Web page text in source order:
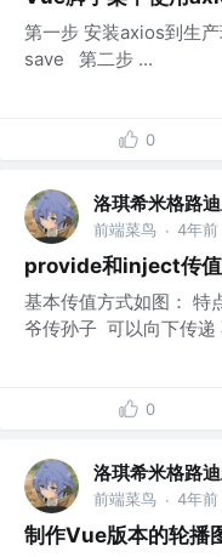
第一步 安装axios到生
save 第二步 ...
0
洛琪希米格路
前端菜鸟 · 4年前
provide和inject传值
基本传值方式如图： 特
爷传孙子 可以向下传递
0
洛琪希米格路
前端菜鸟 · 4年前
制作Vue版本的轮播